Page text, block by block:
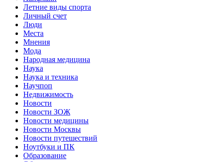
Летние виды спорта
Личный счет
Люди
Места
Мнения
Мода
Народная медицина
Наука
Наука и техника
Научпоп
Недвижимость
Новости
Новости ЗОЖ
Новости медицины
Новости Москвы
Новости путешествий
Ноутбуки и ПК
Образование